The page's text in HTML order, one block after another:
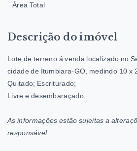
Descrição do imóvel
Lote de terreno á venda localizado no
cidade de Itumbiara-GO, medindo 10 x
Quitado; Escriturado;
Livre e desembaraçado;
As informações estão sujeitas a
responsável.
Área Total